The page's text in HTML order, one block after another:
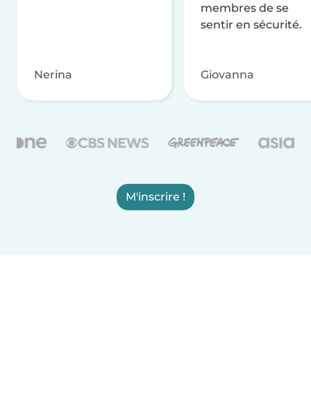
Nerina
membres de se
sentir en sécurité.
Giovanna
M'inscrire !